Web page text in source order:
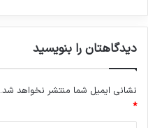
دیدگاهتان را بنویسید
نشانی ایمیل شما منتشر نخواهد شد.
*